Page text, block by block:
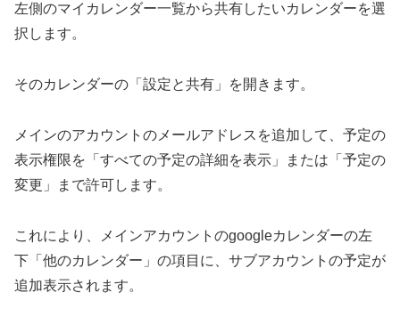
左側のマイカレンダー一覧から共有したいカレンダーを選
択します。
そのカレンダーの「設定と共有」を開きます。
メインのアカウントのメールアドレスを追加して、予定の
表示権限を「すべての予定の詳細を表示」または「予定の
変更」まで許可します。
これにより、メインアカウントのgoogleカレンダーの左
下「他のカレンダー」の項目に、サブアカウントの予定が
追加表示されます。